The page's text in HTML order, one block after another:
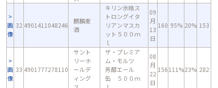
画
像
32 4901411048246
麒麟麦
酒
キリン氷結ス
トロングイタ
リアンマスカ
ット５００ｍ
ｌ
09
月
13
日
160 95% 20% 153
画
像
33 4901777278110
サント
リーホ
ールデ
ィング
ザ・プレミア
ム・モルツ
芳醇エール
缶 ５００ｍ
08
月
22
日
156111%23% 282